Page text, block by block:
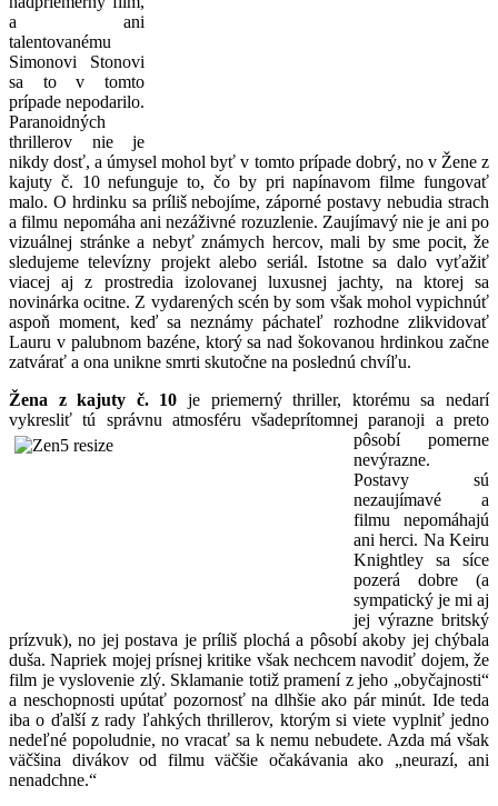
a ani
talentovanému
Simonovi Stonovi
sa to v tomto
prípade nepodarilo.
Paranoidných
thrillerov nie je
nikdy dosť, a úmysel mohol byť v tomto prípade dobrý, no v Žene z
kajuty č. 10 nefunguje to, čo by pri napínavom filme fungovať
malo. O hrdinku sa príliš nebojíme, záporné postavy nebudia strach
a filmu nepomáha ani nezáživné rozuzlenie. Zaujímavý nie je ani po
vizuálnej stránke a nebyť známych hercov, mali by sme pocit, že
sledujeme televízny projekt alebo seriál. Istotne sa dalo vyťažiť
viacej aj z prostredia izolovanej luxusnej jachty, na ktorej sa
novinárka ocitne. Z vydarených scén by som však mohol vypichnúť
aspoň moment, keď sa neznámy páchateľ rozhodne zlikvidovať
Lauru v palubnom bazéne, ktorý sa nad šokovanou hrdinkou začne
zatvárať a ona unikne smrti skutočne na poslednú chvíľu.
Žena z kajuty č. 10 je priemerný thriller, ktorému sa nedarí
vykresliť tú správnu atmosféru všadeprítomnejparanoji a preto
pôsobí pomerne
nevýrazne.
Postavy sú
nezaujímavé a
filmu nepomáhajú
ani herci. Na Keiru
Knightley sa síce
pozerá dobre (a
sympatický je mi aj
jej výrazne britský
prízvuk), no jej postava je príliš plochá a pôsobí akoby jej chýbala
duša. Napriek mojej prísnej kritike však nechcem navodiť dojem, že
film je vyslovenie zlý. Sklamanie totiž pramení z jeho „obyčajnosti“
a neschopnosti upútať pozornosť na dlhšie ako pár minút. Ide teda
iba o ďalší z rady ľahkých thrillerov, ktorým si viete vyplniť jedno
nedeľné popoludnie, no vracať sa k nemu nebudete. Azda má však
väčšina divákov od filmu väčšie očakávania ako „neurazí, ani
nenadchne.“